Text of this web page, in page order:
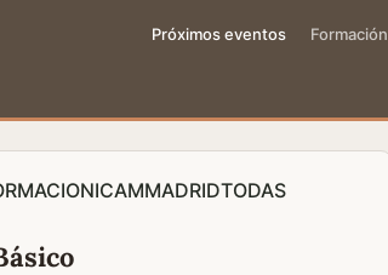
Próximos eventos Formación
ICAMMADRIDTODAS